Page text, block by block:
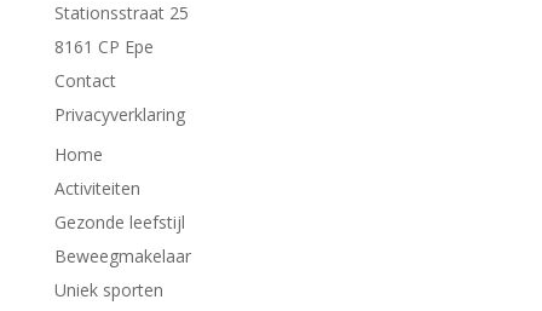
Stationsstraat 25
8161 CP Epe
Contact
Privacyverklaring
Home
Activiteiten
Gezonde leefstijl
Beweegmakelaar
Uniek sporten